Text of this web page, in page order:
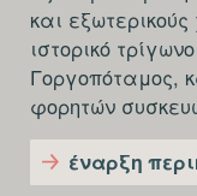
και
ιστορικό
Γοργοπόταμος,
φορητών
έναρξη